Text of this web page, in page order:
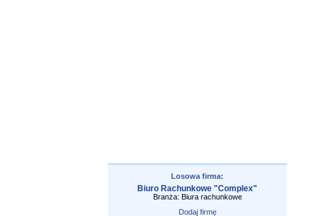
Losowa firma:
Biuro Rachunkowe "Complex"
Branża: Biura rachunkowe
Dodaj firmę